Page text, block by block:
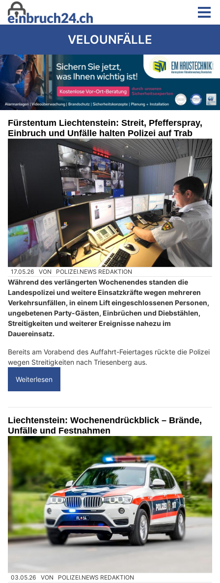
VELOUNFÄLLE
Fürstentum Liechtenstein: Streit, Pfefferspray,
Einbruch und Unfälle halten Polizei auf Trab
17.05.26 VON POLIZEI.NEWS REDAKTION
Während des verlängerten Wochenendes standen die
Landespolizei und weitere Einsatzkräfte wegen mehreren
Verkehrsunfällen, in einem Lift eingeschlossenen Personen,
ungebetenen Party-Gästen, Einbrüchen und Diebstählen,
Streitigkeiten und weiterer Ereignisse nahezu im
Dauereinsatz.
Bereits am Vorabend des Auffahrt-Feiertages rückte die Polizei
wegen Streitigkeiten nach Triesenberg aus.
Weiterlesen
Liechtenstein: Wochenendrückblick – Brände,
Unfälle und Festnahmen
03.05.26 VON POLIZEI.NEWS REDAKTION